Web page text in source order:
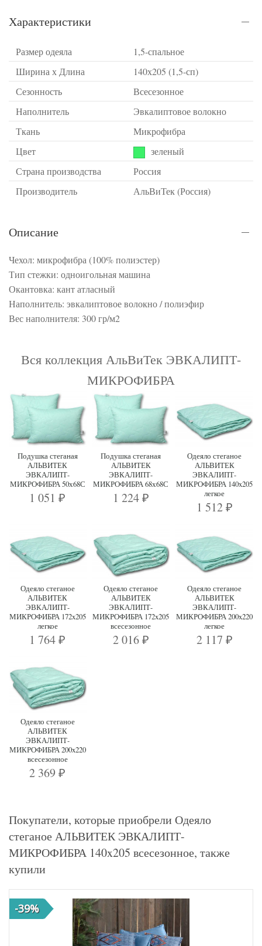
Характеристики
Размер одеяла
1,5-спальное
Ширина х Длина
140х205 (1,5-сп)
Сезонность
Всесезонное
Наполнитель
Эвкалиптовое волокно
Ткань
Микрофибра
Цвет
зеленый
Страна производства
Россия
Производитель
АльВиТек (Россия)
Описание
Чехол: микрофибра (100% полиэстер)
Тип стежки: одноигольная машина
Окантовка: кант атласный
Наполнитель: эвкалиптовое волокно / полиэфир
Вес наполнителя: 300 гр/м2
Вся коллекция АльВиТек ЭВКАЛИПТ-
МИКРОФИБРА
Подушка стеганая
АЛЬВИТЕК
ЭВКАЛИПТ-
МИКРОФИБРА 50х68С
1 051₽
Подушка стеганая
АЛЬВИТЕК
ЭВКАЛИПТ-
МИКРОФИБРА 68х68С
1 224 ₽
Одеяло стеганое
АЛЬВИТЕК
ЭВКАЛИПТ-
МИКРОФИБРА 140x205
легкое
1 512 ₽
Одеяло стеганое
АЛЬВИТЕК
ЭВКАЛИПТ-
МИКРОФИБРА 172x205
легкое
1 764₽
Одеяло стеганое
АЛЬВИТЕК
ЭВКАЛИПТ-
МИКРОФИБРА 172x205
всесезонное
2 016 ₽
Одеяло стеганое
АЛЬВИТЕК
ЭВКАЛИПТ-
МИКРОФИБРА 200x220
легкое
2 117 ₽
Одеяло стеганое
АЛЬВИТЕК
ЭВКАЛИПТ-
МИКРОФИБРА 200x220
всесезонное
2 369₽
Покупатели, которые приобрели Одеяло
стеганое АЛЬВИТЕК ЭВКАЛИПТ-
МИКРОФИБРА 140x205 всесезонное, также
купили
-39%